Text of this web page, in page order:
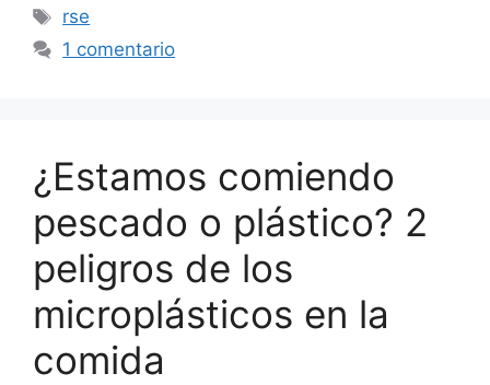
Etiquetas
rse
1 comentario
¿Estamos comiendo
pescado o plástico? 2
peligros de los
microplásticos en la
comida